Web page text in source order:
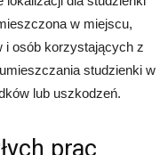
w miejscu,
i osób korzystających z
studzienki w
lub uszkodzeń.
prac